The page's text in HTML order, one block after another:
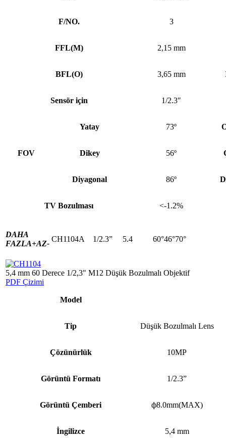
F/NO. 3
FFL(M) 2,15 mm
BFL(O) 3,65 mm
Sensör için 1/2.3″
FOV
Yatay 73º
Dikey 56º
Diyagonal 86º
TV Bozulması <-1.2%
DAHA
FAZLA+AZ-
CH1104A 1/2.3” 5.4 60°46°70°
5,4 mm 60 Derece 1/2,3" M12 Düşük Bozulmalı Objektif
PDF Çizimi
Model
Tip Düşük Bozulmalı Lens
Çözünürlük 10MP
Görüntü Formatı 1/2.3”
Görüntü Çemberi ф8.0mm(MAX)
İngilizce 5,4 mm